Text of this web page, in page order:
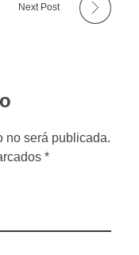
Next Post
no será publicada.
*